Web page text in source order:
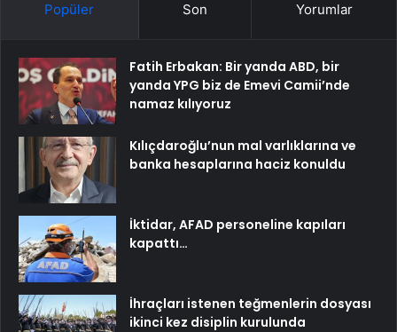
Popüler Son Yorumlar
Fatih Erbakan: Bir yanda ABD, bir
yanda YPG biz de Emevi Camii’nde
namaz kılıyoruz
Kılıçdaroğlu’nun mal varlıklarına ve
banka hesaplarına haciz konuldu
İktidar, AFAD personeline kapıları
kapattı…
İhraçları istenen teğmenlerin dosyası
ikinci kez disiplin kurulunda